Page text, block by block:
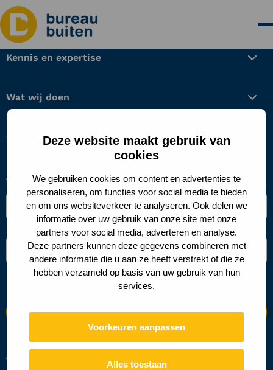
Deze website maakt gebruik van
cookies
We gebruiken cookies om content en advertenties te
personaliseren, om functies voor social media te bieden
en om ons websiteverkeer te analyseren. Ook delen we
informatie over uw gebruik van onze site met onze
partners voor social media, adverteren en analyse.
Deze partners kunnen deze gegevens combineren met
andere informatie die u aan ze heeft verstrekt of die ze
hebben verzameld op basis van uw gebruik van hun
services.
Voorkeuren aanpassen
Alles toestaan
Kennis en expertise
Wat wij doen
Over ons
Aanmelden nieuwsbrief
Naam
E-
mailadres
Deze site wordt beschermd door reCAPTCHA en de GooglePrivacy
Beleid